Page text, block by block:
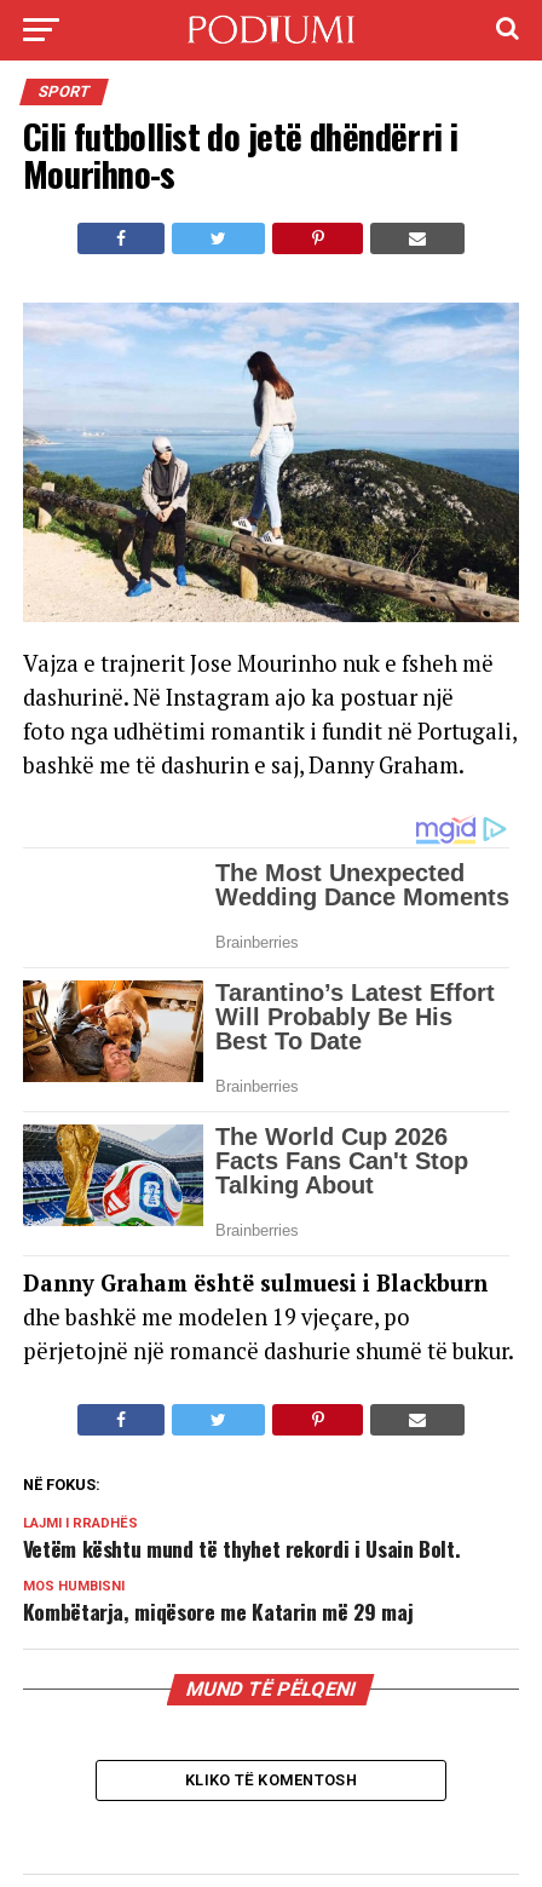
SPORT
Cili futbollist do jetë dhëndërri i
Mourihno-s
Vajza e trajnerit Jose Mourinho nuk e fsheh më
dashurinë. Në Instagram ajo ka postuar një
foto nga udhëtimi romantik i fundit në Portugali,
bashkë me të dashurin e saj, Danny Graham.
Danny Graham është sulmuesi i Blackburn
dhe bashkë me modelen 19 vjeçare, po
përjetojnë një romancë dashurie shumë të bukur.
NË FOKUS:
LAJMI I RRADHËS
Vetëm kështu mund të thyhet rekordi i Usain Bolt.
MOS HUMBISNI
Kombëtarja, miqësore me Katarin më 29 maj
MUND TË PËLQENI
KLIKO TË KOMENTOSH